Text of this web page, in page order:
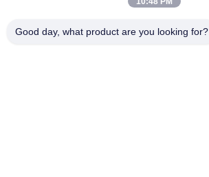
Good day, what product are you looking for?